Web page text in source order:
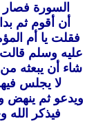
السورة
أن أقوم ثم
فقلت يا أم
عليه وسلم قالت
شاء أن يبعثه
لا يجلس
ويدعو ثم ينهض
فيذكر الله